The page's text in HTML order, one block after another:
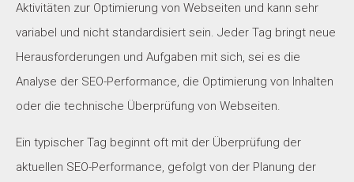
Aktivitäten zur Optimierung von Webseiten und kann sehr
variabel und nicht standardisiert sein. Jeder Tag bringt neue
Herausforderungen und Aufgaben mit sich, sei es die
Analyse der SEO-Performance, die Optimierung von Inhalten
oder die technische Überprüfung von Webseiten.
Ein typischer Tag beginnt oft mit der Überprüfung der
aktuellen SEO-Performance, gefolgt von der Planung der